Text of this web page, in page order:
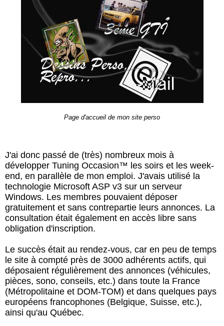
Page d'accueil de mon site perso
J'ai donc passé de (très) nombreux mois à
développer Tuning Occasion™ les soirs et les week-
end, en parallèle de mon emploi. J'avais utilisé la
technologie Microsoft ASP v3 sur un serveur
Windows. Les membres pouvaient déposer
gratuitement et sans contrepartie leurs annonces. La
consultation était également en accès libre sans
obligation d'inscription.
Le succès était au rendez-vous, car en peu de temps
le site à compté près de 3000 adhérents actifs, qui
déposaient régulièrement des annonces (véhicules,
pièces, sono, conseils, etc.) dans toute la France
(Métropolitaine et DOM-TOM) et dans quelques pays
européens francophones (Belgique, Suisse, etc.),
ainsi qu'au Québec.